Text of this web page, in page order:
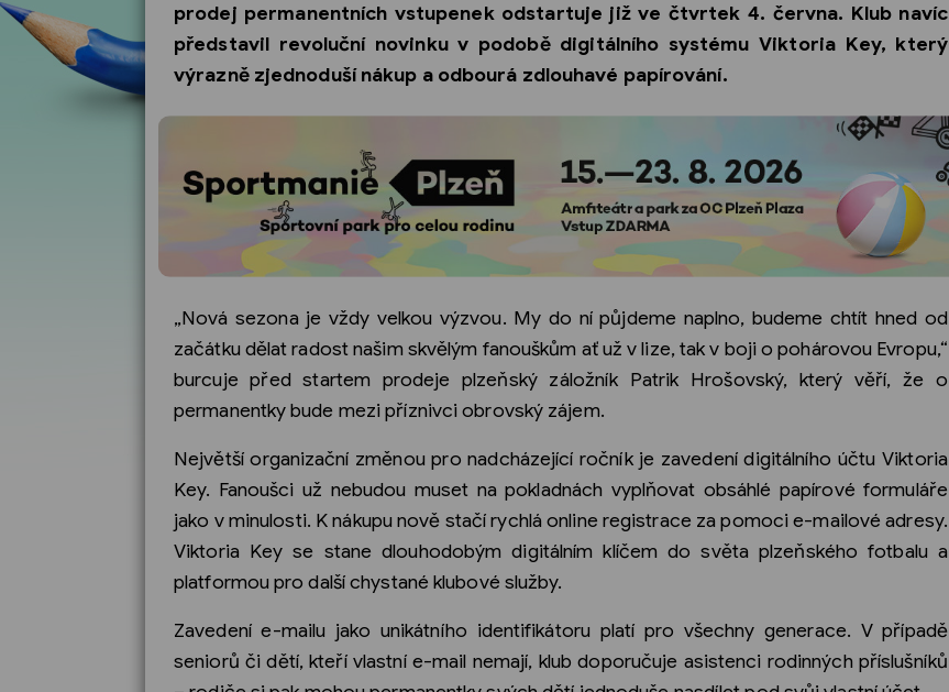
prodej permanentních vstupenek odstartuje již ve čtvrtek 4. června. Klub navíc
představil revoluční novinku v podobě digitálního systému Viktoria Key, který
výrazně zjednoduší nákup a odbourá zdlouhavé papírování.
„Nová sezona je vždy velkou výzvou. My do ní půjdeme naplno, budeme chtít hned od
začátku dělat radost našim skvělým fanouškům ať už v lize, tak v boji o pohárovou Evropu,“
burcuje před startem prodeje plzeňský záložník Patrik Hrošovský, který věří, že o
permanentky bude mezi příznivci obrovský zájem.
Největší organizační změnou pro nadcházející ročník je zavedení digitálního účtu Viktoria
Key. Fanoušci už nebudou muset na pokladnách vyplňovat obsáhlé papírové formuláře
jako v minulosti. K nákupu nově stačí rychlá online registrace za pomoci e-mailové adresy.
Viktoria Key se stane dlouhodobým digitálním klíčem do světa plzeňského fotbalu a
platformou pro další chystané klubové služby.
Zavedení e-mailu jako unikátního identifikátoru platí pro všechny generace. V případě
seniorů či dětí, kteří vlastní e-mail nemají, klub doporučuje asistenci rodinných příslušníků